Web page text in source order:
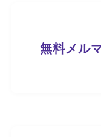
無料メル